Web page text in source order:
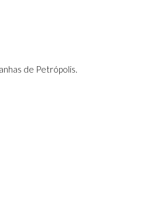
de Petrópolis.